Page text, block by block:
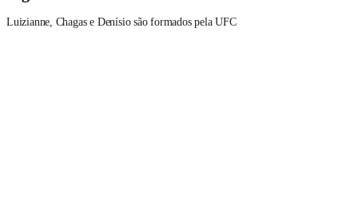
Luizianne, Chagas e Denísio são formados pela UFC